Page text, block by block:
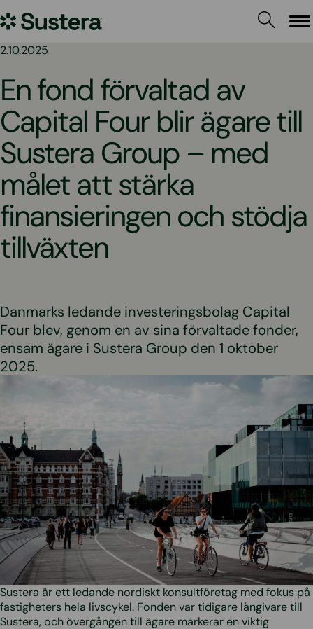
till
Sustera
Sweden
2.10.2025
En fond förvaltad av
Capital Four blir ägare till
Sustera Group – med
målet att stärka
finansieringen och stödja
tillväxten
Danmarks ledande investeringsbolag Capital
Four blev, genom en av sina förvaltade fonder,
ensam ägare i Sustera Group den 1 oktober
2025.
Sustera är ett ledande nordiskt konsultföretag med fokus på
fastigheters hela livscykel. Fonden var tidigare långivare till
Sustera, och övergången till ägare markerar en viktig